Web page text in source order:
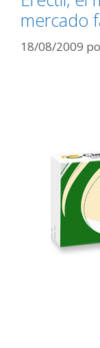
mercado
18/08/2009